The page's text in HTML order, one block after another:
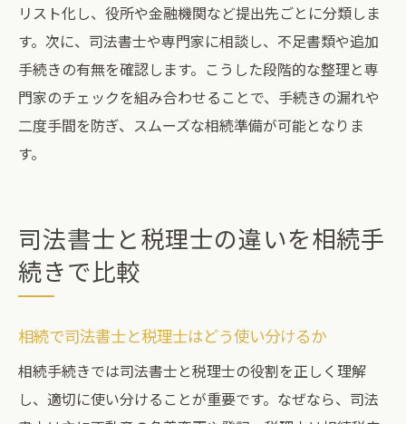
リスト化し、役所や金融機関など提出先ごとに分類しま
す。次に、司法書士や専門家に相談し、不足書類や追加
手続きの有無を確認します。こうした段階的な整理と専
門家のチェックを組み合わせることで、手続きの漏れや
二度手間を防ぎ、スムーズな相続準備が可能となりま
す。
司法書士と税理士の違いを相続手
続きで比較
相続で司法書士と税理士はどう使い分けるか
相続手続きでは司法書士と税理士の役割を正しく理解
し、適切に使い分けることが重要です。なぜなら、司法